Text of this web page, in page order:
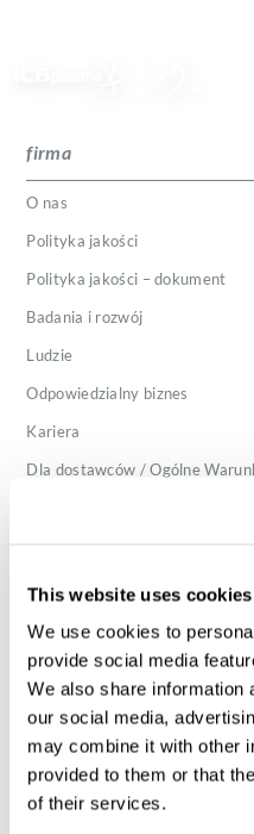
This website uses cookies
We use cookies to
provide social media
We also share information
our social media,
may combine it with other
provided to them or that
of their services.
firma
O nas
Polityka jakości
Polityka jakości – dokument
Badania i rozwój
Ludzie
Odpowiedzialny biznes
Kariera
Dla dostawców / Ogólne
produkty i usługi
Health Care
Animal Health
Crop Solutions
Pest Innovations
Analytics